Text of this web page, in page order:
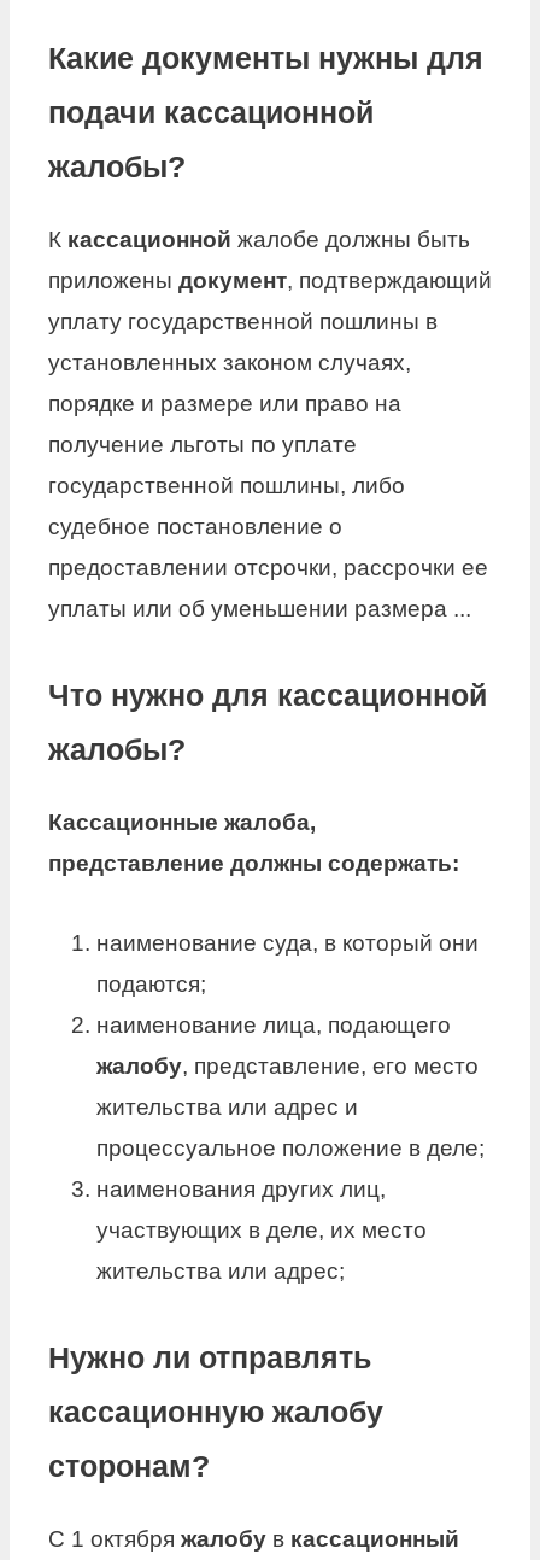
Какие документы нужны для
подачи кассационной
жалобы?
К кассационной жалобе должны быть
приложены документ, подтверждающий
уплату государственной пошлины в
установленных законом случаях,
порядке и размере или право на
получение льготы по уплате
государственной пошлины, либо
судебное постановление о
предоставлении отсрочки, рассрочки ее
уплаты или об уменьшении размера ...
Что нужно для кассационной
жалобы?
Кассационные жалоба,
представление должны содержать:
наименование суда, в который они
подаются;
наименование лица, подающего
жалобу, представление, его место
жительства или адрес и
процессуальное положение в деле;
наименования других лиц,
участвующих в деле, их место
жительства или адрес;
Нужно ли отправлять
кассационную жалобу
сторонам?
С 1 октября жалобу в кассационный